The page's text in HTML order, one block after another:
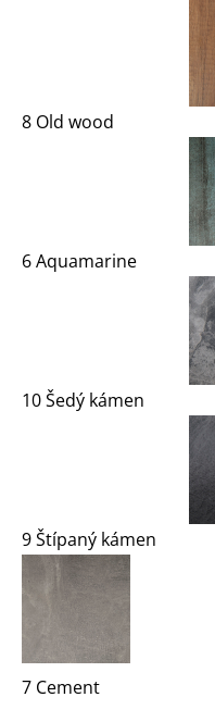
8 Old wood
6 Aquamarine
10 Šedý kámen
9 Štípaný kámen
7 Cement